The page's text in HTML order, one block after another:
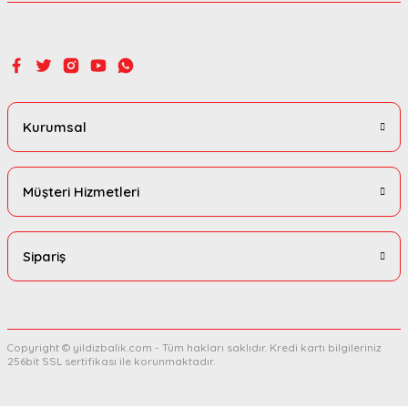
Kurumsal
Müşteri Hizmetleri
Sipariş
Copyright © yildizbalik.com - Tüm hakları saklıdır. Kredi kartı bilgileriniz
256bit SSL sertifikası ile korunmaktadır.